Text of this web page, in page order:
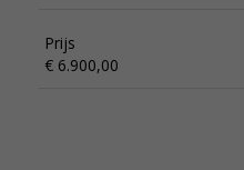
Prijs
€ 6.900,00